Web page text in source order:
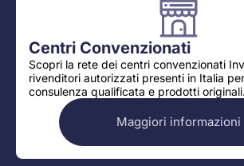
Centri Convenzionati
Scopri la rete dei centri convenzionati
rivenditori autorizzati presenti in Italia
consulenza qualificata e prodotti originali.
Maggiori informazioni